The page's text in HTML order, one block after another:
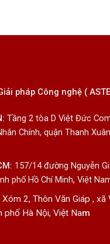
pháp Công nghệ (
Tầng 2 tòa D Việt Đức
Chính, quận Thanh
157/14 đường Nguyễn
phố Hồ Chí Minh, Việt
Xóm 2, Thôn Văn Giáp , xã
phố Hà Nội, Việt Nam